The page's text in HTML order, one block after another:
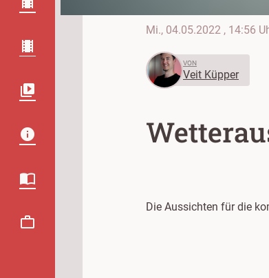
Mi., 04.05.2022 , 14:56
VON
Veit Küpper
Die Aussichten für die